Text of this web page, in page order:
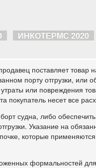
ИНКОТЕРМС 2020
поставляет товар
порту отгрузки, или
утраты или повреждения
покупатель несет все
судна, либо
Указание на
которые
формальностей